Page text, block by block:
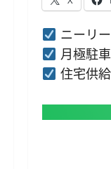
ニーリ
月極駐
住宅供